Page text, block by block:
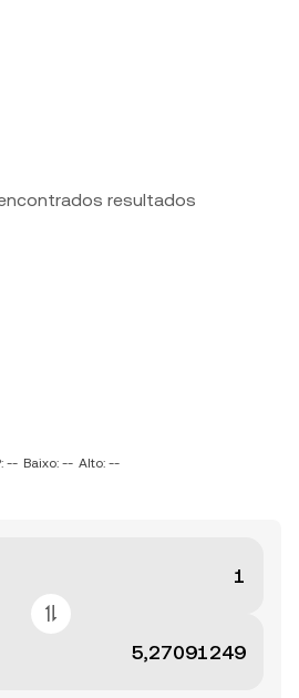
resultados
-- Baixo: -- Alto: --